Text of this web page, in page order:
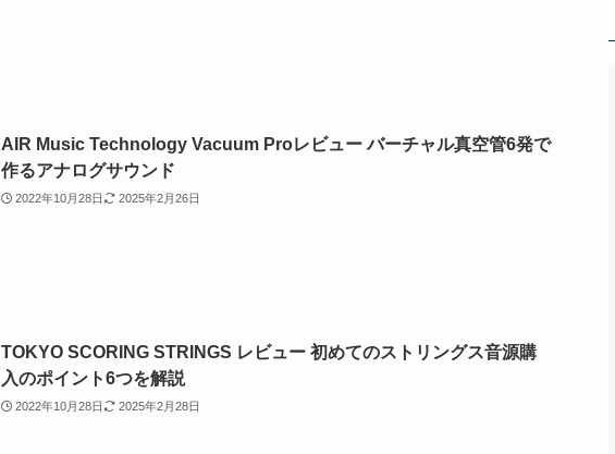
AIR Music Technology Vacuum Proレビュー バーチャル真空管6発で
作るアナログサウンド
2022年10月28日 2025年2月26日
TOKYO SCORING STRINGS レビュー 初めてのストリングス音源購
入のポイント6つを解説
2022年10月28日 2025年2月28日